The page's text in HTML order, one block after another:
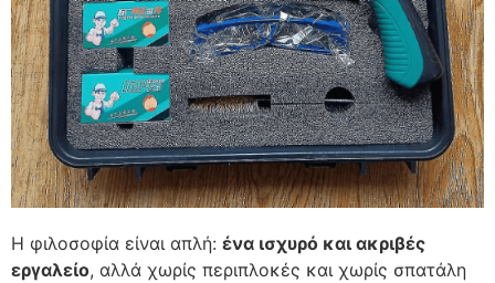
Η φιλοσοφία είναι απλή: ένα ισχυρό και ακριβές
εργαλείο, αλλά χωρίς περιπλοκές και χωρίς σπατάλη